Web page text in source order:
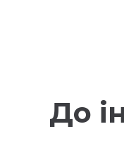
До